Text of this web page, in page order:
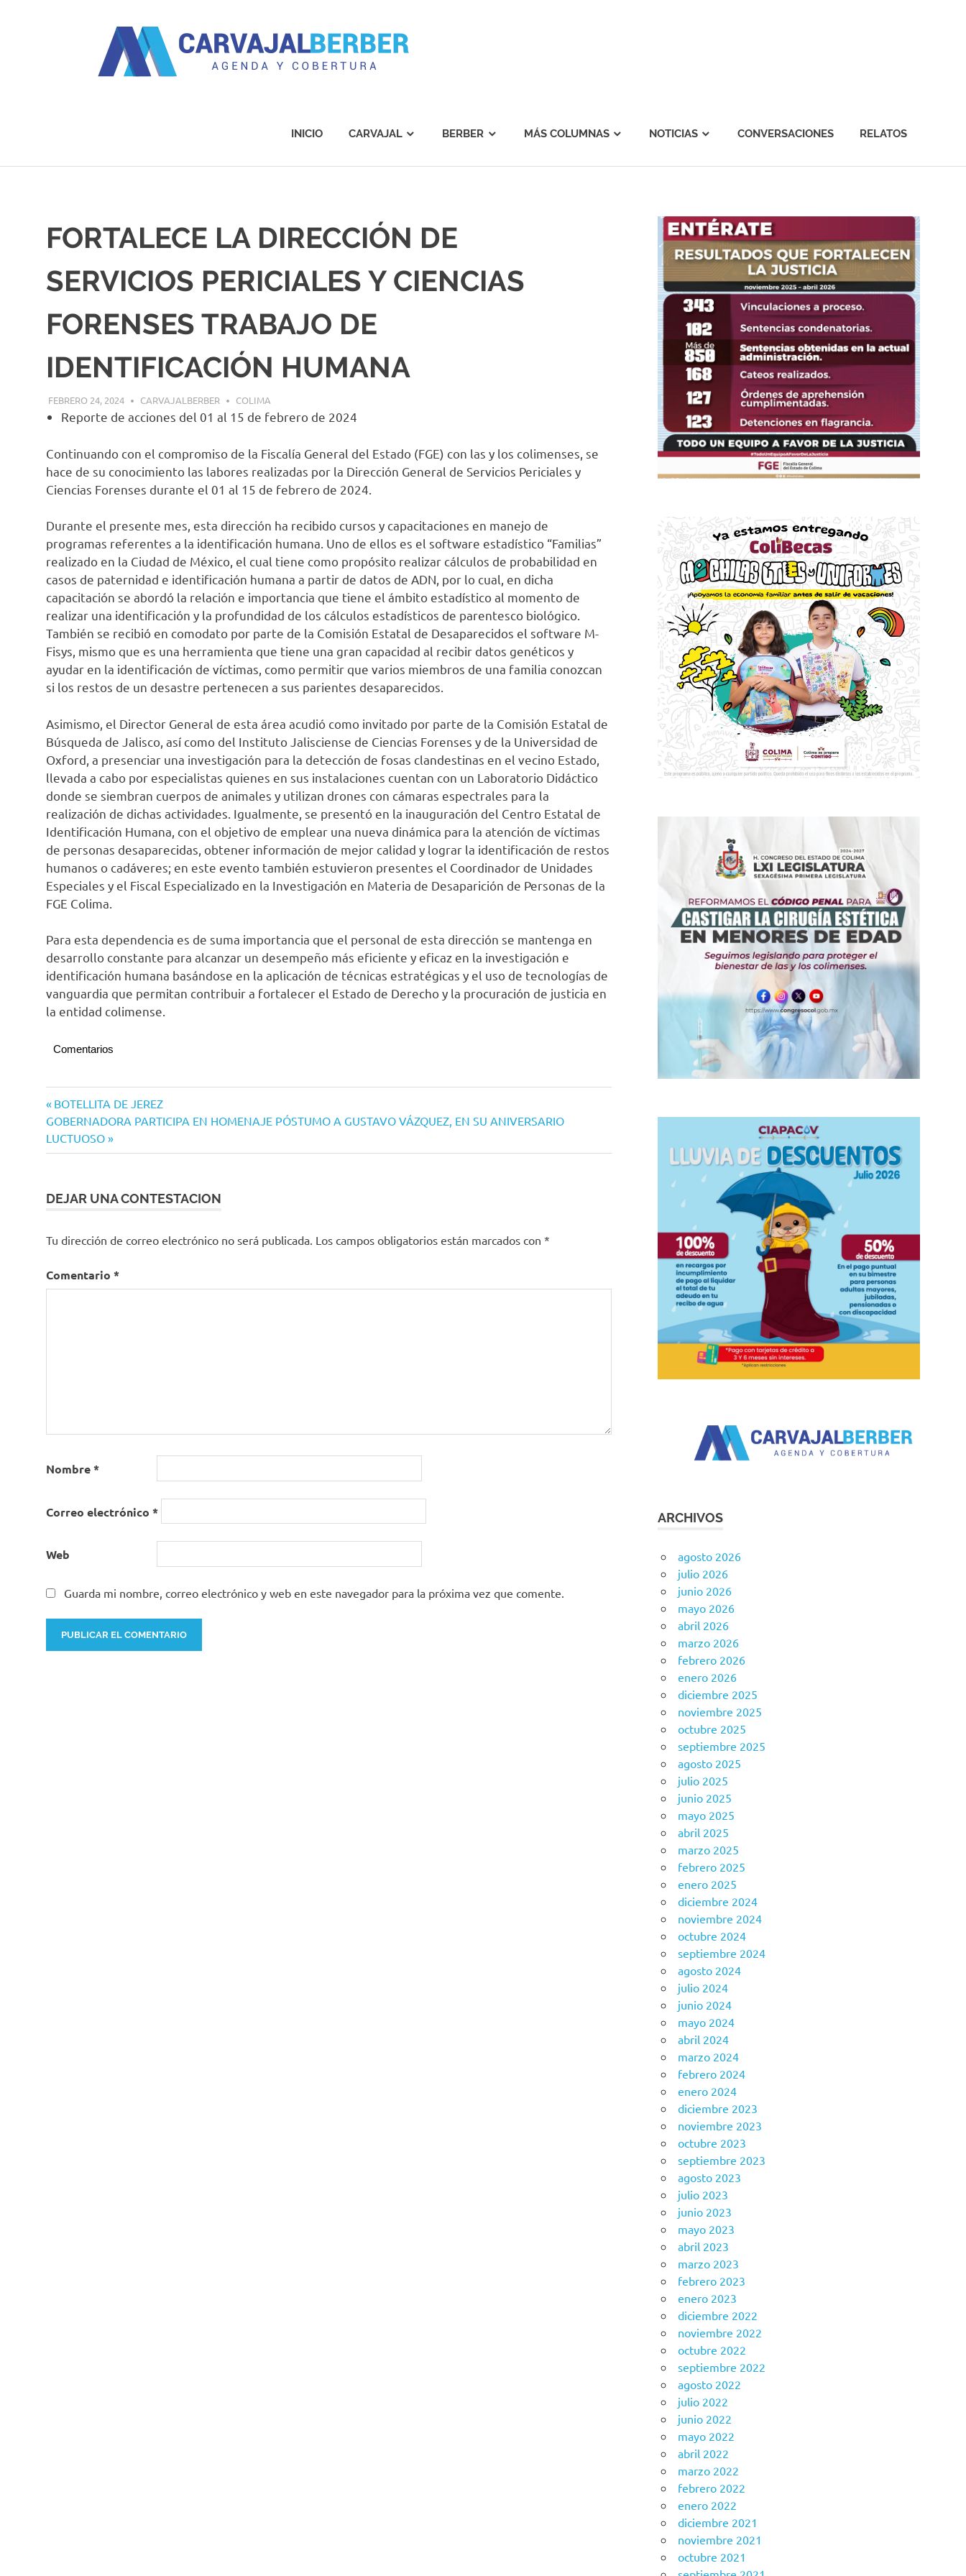
INICIO CARVAJAL BERBER MÁS COLUMNAS NOTICIAS CONVERSACIONES RELATOS
FORTALECE LA DIRECCIÓN DE
SERVICIOS PERICIALES Y CIENCIAS
FORENSES TRABAJO DE
IDENTIFICACIÓN HUMANA
FEBRERO 24, 2024 CARVAJALBERBER COLIMA
Reporte de acciones del 01 al 15 de febrero de 2024
Continuando con el compromiso de la Fiscalía General del Estado (FGE) con las y los colimenses, se
hace de su conocimiento las labores realizadas por la Dirección General de Servicios Periciales y
Ciencias Forenses durante el 01 al 15 de febrero de 2024.
Durante el presente mes, esta dirección ha recibido cursos y capacitaciones en manejo de
programas referentes a la identificación humana. Uno de ellos es el software estadístico “Familias”
realizado en la Ciudad de México, el cual tiene como propósito realizar cálculos de probabilidad en
casos de paternidad e identificación humana a partir de datos de ADN, por lo cual, en dicha
capacitación se abordó la relación e importancia que tiene el ámbito estadístico al momento de
realizar una identificación y la profundidad de los cálculos estadísticos de parentesco biológico.
También se recibió en comodato por parte de la Comisión Estatal de Desaparecidos el software M-
Fisys, mismo que es una herramienta que tiene una gran capacidad al recibir datos genéticos y
ayudar en la identificación de víctimas, como permitir que varios miembros de una familia conozcan
si los restos de un desastre pertenecen a sus parientes desaparecidos.
Asimismo, el Director General de esta área acudió como invitado por parte de la Comisión Estatal de
Búsqueda de Jalisco, así como del Instituto Jalisciense de Ciencias Forenses y de la Universidad de
Oxford, a presenciar una investigación para la detección de fosas clandestinas en el vecino Estado,
llevada a cabo por especialistas quienes en sus instalaciones cuentan con un Laboratorio Didáctico
donde se siembran cuerpos de animales y utilizan drones con cámaras espectrales para la
realización de dichas actividades. Igualmente, se presentó en la inauguración del Centro Estatal de
Identificación Humana, con el objetivo de emplear una nueva dinámica para la atención de víctimas
de personas desaparecidas, obtener información de mejor calidad y lograr la identificación de restos
humanos o cadáveres; en este evento también estuvieron presentes el Coordinador de Unidades
Especiales y el Fiscal Especializado en la Investigación en Materia de Desaparición de Personas de la
FGE Colima.
Para esta dependencia es de suma importancia que el personal de esta dirección se mantenga en
desarrollo constante para alcanzar un desempeño más eficiente y eficaz en la investigación e
identificación humana basándose en la aplicación de técnicas estratégicas y el uso de tecnologías de
vanguardia que permitan contribuir a fortalecer el Estado de Derecho y la procuración de justicia en
la entidad colimense.
Comentarios
Navegación
de
entradas
Entrada
anterior:
BOTELLITA DE JEREZ
Siguiente
entrada:
GOBERNADORA PARTICIPA EN HOMENAJE PÓSTUMO A GUSTAVO VÁZQUEZ, EN SU ANIVERSARIO
LUCTUOSO
DEJAR UNA CONTESTACION
Tu dirección de correo electrónico no será publicada. Los campos obligatorios están marcados con *
Comentario *
Nombre*
Correo electrónico *
Web
Guarda mi nombre, correo electrónico y web en este navegador para la próxima vez que comente.
ARCHIVOS
agosto 2026
julio 2026
junio 2026
mayo 2026
abril 2026
marzo 2026
febrero 2026
enero 2026
diciembre 2025
noviembre 2025
octubre 2025
septiembre 2025
agosto 2025
julio 2025
junio 2025
mayo 2025
abril 2025
marzo 2025
febrero 2025
enero 2025
diciembre 2024
noviembre 2024
octubre 2024
septiembre 2024
agosto 2024
julio 2024
junio 2024
mayo 2024
abril 2024
marzo 2024
febrero 2024
enero 2024
diciembre 2023
noviembre 2023
octubre 2023
septiembre 2023
agosto 2023
julio 2023
junio 2023
mayo 2023
abril 2023
marzo 2023
febrero 2023
enero 2023
diciembre 2022
noviembre 2022
octubre 2022
septiembre 2022
agosto 2022
julio 2022
junio 2022
mayo 2022
abril 2022
marzo 2022
febrero 2022
enero 2022
diciembre 2021
noviembre 2021
octubre 2021